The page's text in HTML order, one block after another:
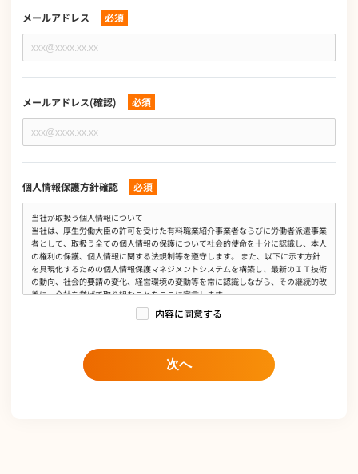
須
メールアドレス 必須
メールアドレス(確認) 必須
個人情報保護方針確認 必須
当社が取扱う個人情報について
当社は、厚生労働大臣の許可を受けた有料職業紹介事業者ならびに労働者派遣事業
者として、取扱う全ての個人情報の保護について社会的使命を十分に認識し、本人
の権利の保護、個人情報に関する法規制等を遵守します。 また、以下に示す方針
を具現化するための個人情報保護マネジメントシステムを構築し、最新のＩＴ技術
の動向、社会的要請の変化、経営環境の変動等を常に認識しながら、その継続的改
善に、全社を挙げて取り組むことをここに宣言します。
個人情報は、有料職業紹介事業、労働者派遣事業、求人広告媒体事業、人材業務委
利用目的の達成に必要な範囲を超えて取扱いません。また、そのために必要な措置
個人情報保護に関する法令、国が定める指針及びその他の規範を遵守します。
内容に同意する
次へ